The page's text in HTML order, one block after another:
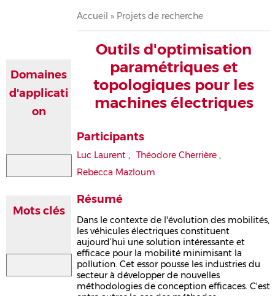
Fil
d'Ariane
Accueil Projets de recherche
Outils d'optimisation
paramétriques et
topologiques pour les
machines électriques
Participants
Luc Laurent , Théodore Cherrière ,
Rebecca Mazloum
Résumé
Dans le contexte de l'évolution des mobilités,
les véhicules électriques constituent
aujourd’hui une solution intéressante et
efficace pour la mobilité minimisant la
pollution. Cet essor pousse les industries du
secteur à développer de nouvelles
méthodologies de conception efficaces. C'est
Domaines
d'applicati
on
Mots clés